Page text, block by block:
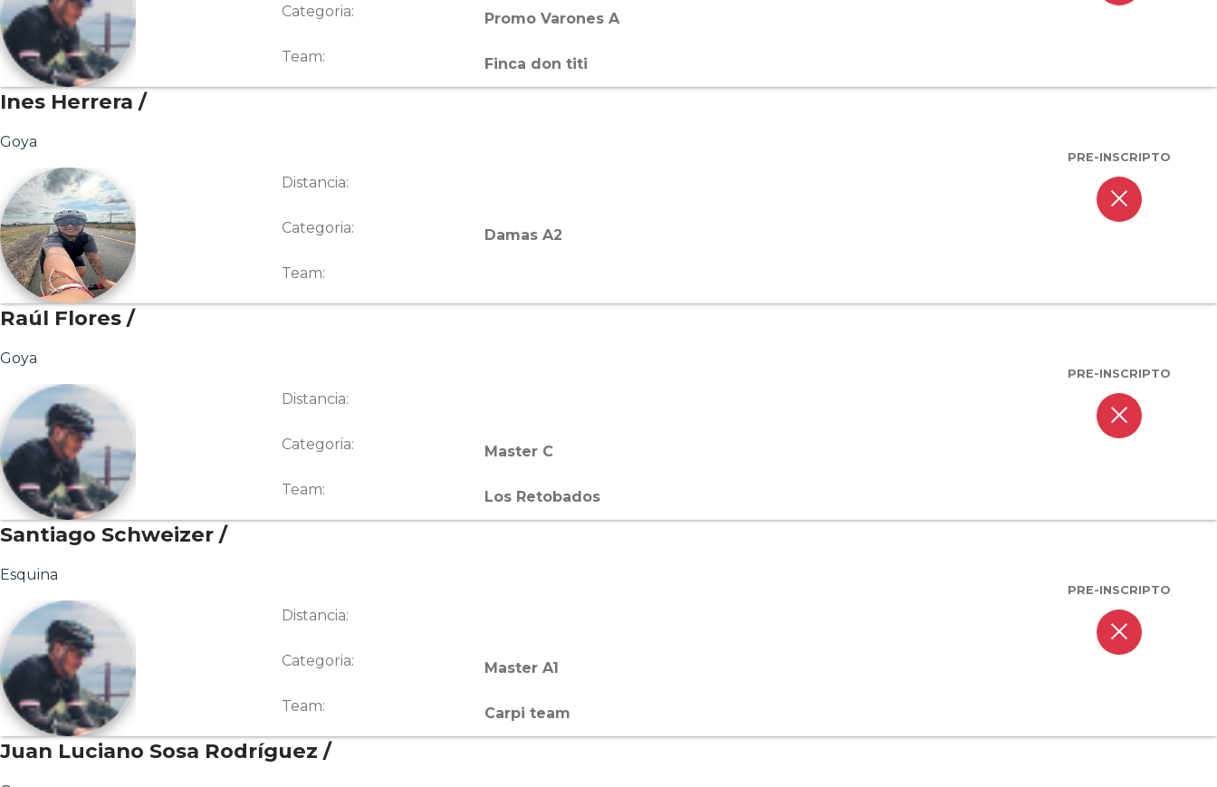
Categoria: Promo Varones A
Team: Finca don titi
Ines Herrera /
Goya
Distancia:
Categoria: Damas A2
Team:
PRE-INSCRIPTO
close
Raúl Flores /
Goya
Distancia:
Categoria: Master C
Team: Los Retobados
PRE-INSCRIPTO
close
Santiago Schweizer /
Esquina
Distancia:
Categoria: Master A1
Team: Carpi team
PRE-INSCRIPTO
close
Juan Luciano Sosa Rodríguez /